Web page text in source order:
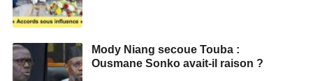
Mody Niang secoue Touba :
Ousmane Sonko avait-il raison ?